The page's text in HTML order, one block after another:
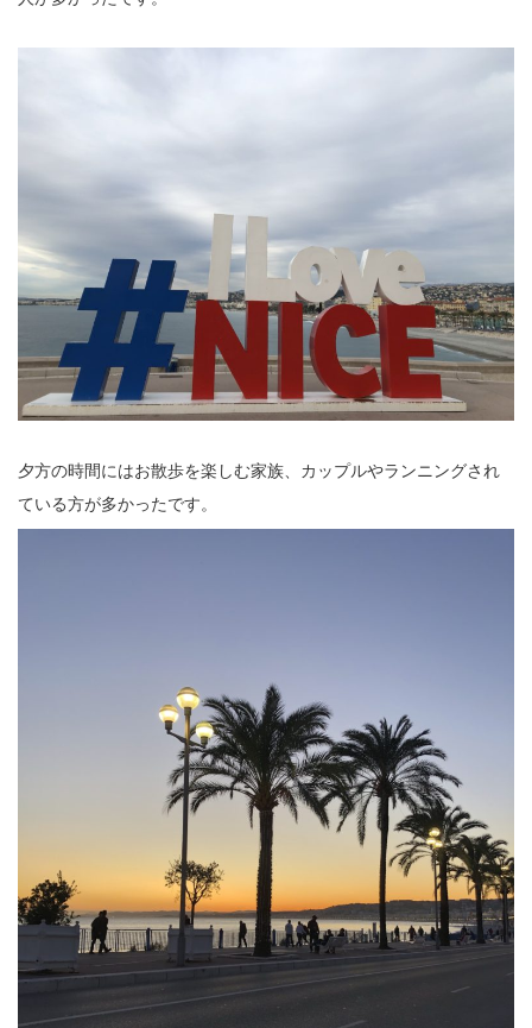
夕方の時間にはお散歩を楽しむ家族、カップルやランニングされ
ている方が多かったです。